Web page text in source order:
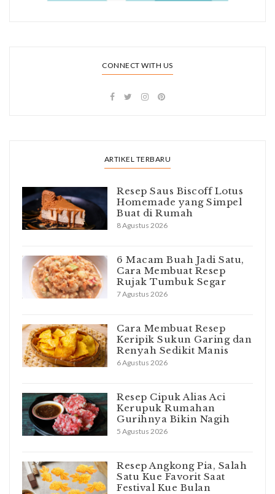
CONNECT WITH US
ARTIKEL TERBARU
Resep Saus Biscoff Lotus
Homemade yang Simpel
Buat di Rumah
8 Agustus 2026
6 Macam Buah Jadi Satu,
Cara Membuat Resep
Rujak Tumbuk Segar
7 Agustus 2026
Cara Membuat Resep
Keripik Sukun Garing dan
Renyah Sedikit Manis
6 Agustus 2026
Resep Cipuk Alias Aci
Kerupuk Rumahan
Gurihnya Bikin Nagih
5 Agustus 2026
Resep Angkong Pia, Salah
Satu Kue Favorit Saat
Festival Kue Bulan